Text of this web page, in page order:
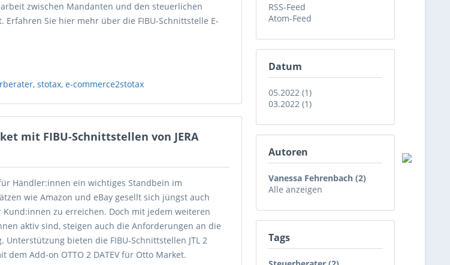
RSS-Feed
Atom-Feed
Datum
05.2022 (1)
03.2022 (1)
Autoren
Vanessa Fehrenbach (2)
Alle anzeigen
Tags
zwischen Mandanten und den steuerlichen
Sie hier mehr über die FIBU-Schnittstelle E-
,stotax,e-commerce2stotax
mit FIBU-Schnittstellen von JERA
Händler:innen ein wichtiges Standbein im
wie Amazon und eBay gesellt sich jüngst auch
zu erreichen. Doch mit jedem weiteren
aktiv sind, steigen auch die Anforderungen an die
bieten die FIBU-Schnittstellen JTL 2
dem Add-on OTTO 2 DATEV für Otto Market.